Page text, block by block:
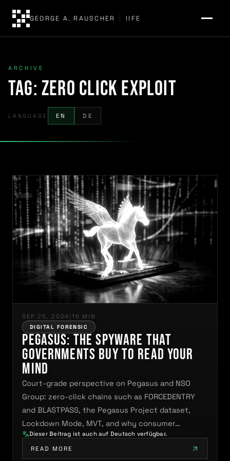
GEORGE A. RAUSCHER | IIFE
ARCHIVE
Tag:Zero Click Exploit
LANGUAGE EN DE
SEP 25, 2024 | 16 MIN
DIGITAL FORENSIC
Pegasus: The Spyware That
Governments Buy to Read Your
Mind
Court-grade perspective on Pegasus and NSO
Group: zero-click chains such as FORCEDENTRY
and BLASTPASS, the Pegasus Project dataset,
Lockdown Mode, MVT, and why consumer…
Dieser Beitrag ist auch auf Deutsch verfügbar.
READ MORE